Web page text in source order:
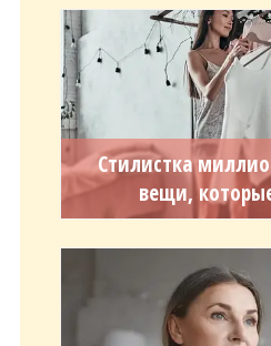
Стилистка
вещи,